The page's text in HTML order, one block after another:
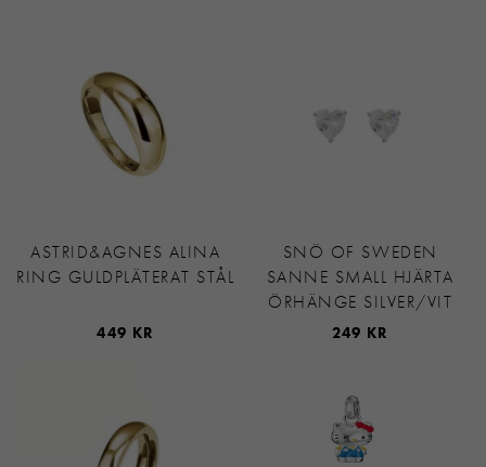
ASTRID&AGNES ALINA
RING GULDPLÄTERAT STÅL
449 KR
SNÖ OF SWEDEN
SANNE SMALL HJÄRTA
ÖRHÄNGE SILVER/VIT
249 KR